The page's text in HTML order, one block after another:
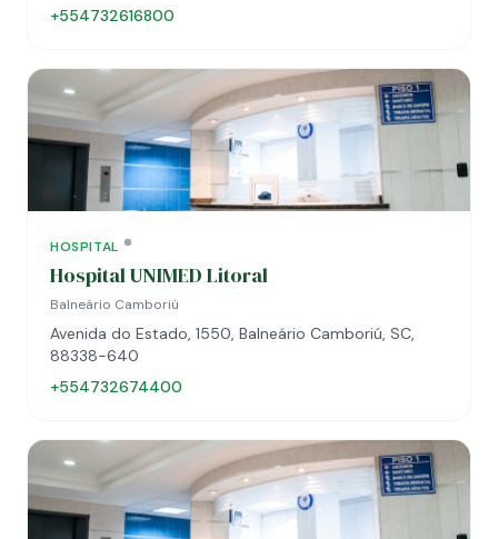
+554732616800
HOSPITAL
Hospital UNIMED Litoral
Balneário Camboriú
Avenida do Estado, 1550, Balneário Camboriú, SC,
88338-640
+554732674400